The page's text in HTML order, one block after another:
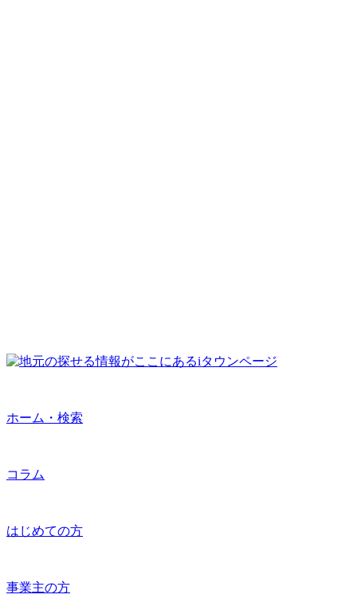
ホーム・検索
コラム
はじめての方
事業主の方